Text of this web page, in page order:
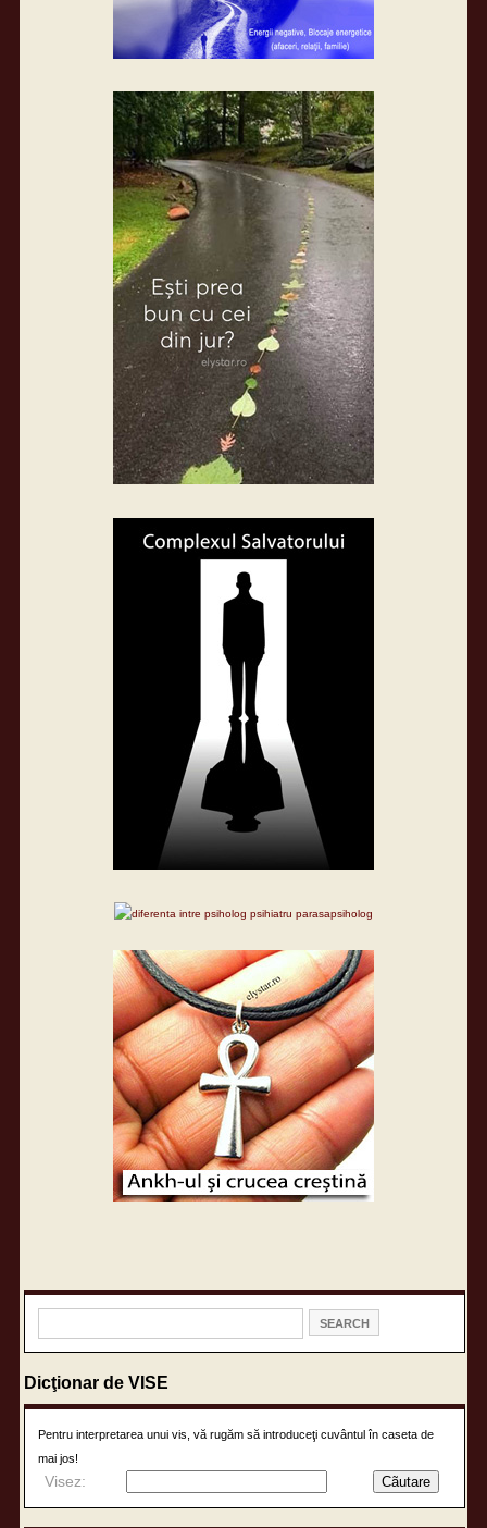
Dicţionar de VISE
Pentru interpretarea unui vis, vă rugăm să introduceţi cuvântul în caseta de
mai jos!
Visez: